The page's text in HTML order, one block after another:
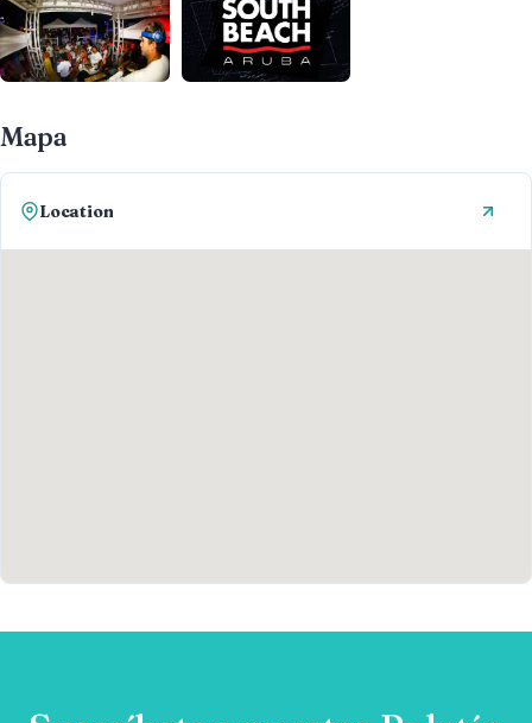
Mapa
Location